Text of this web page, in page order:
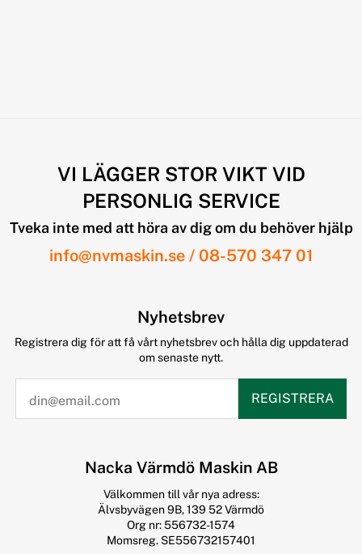
VI LÄGGER STOR VIKT VID
PERSONLIG SERVICE
Tveka inte med att höra av dig om du behöver hjälp
info@nvmaskin.se / 08-570 347 01
Nyhetsbrev
Registrera dig för att få vårt nyhetsbrev och hålla dig uppdaterad
om senaste nytt.
REGISTRERA
Nacka Värmdö Maskin AB
Välkommen till vår nya adress:
Älvsbyvägen 9B, 139 52 Värmdö
Org nr: 556732-1574
Momsreg. SE556732157401